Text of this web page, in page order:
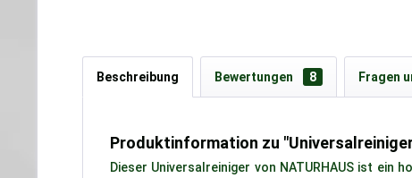
Beschreibung Bewertungen 8 Fragen
Produktinformation zu
Dieser Universalreiniger von NATURHAUS ist